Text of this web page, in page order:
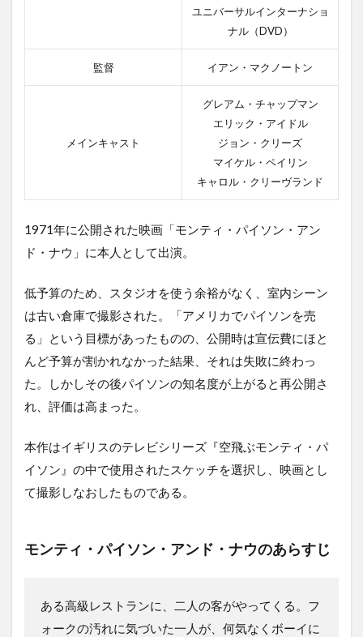
ユニバーサルインターナショ
ナル（DVD）
監督 イアン・マクノートン
メインキャスト
グレアム・チャップマン
エリック・アイドル
ジョン・クリーズ
マイケル・ペイリン
キャロル・クリーヴランド
1971年に公開された映画「モンティ・パイソン・アン
ド・ナウ」に本人として出演。
低予算のため、スタジオを使う余裕がなく、室内シーン
は古い倉庫で撮影された。「アメリカでパイソンを売
る」という目標があったものの、公開時は宣伝費にほと
んど予算が割かれなかった結果、それは失敗に終わっ
た。しかしその後パイソンの知名度が上がると再公開さ
れ、評価は高まった。
本作はイギリスのテレビシリーズ『空飛ぶモンティ・パ
イソン』の中で使用されたスケッチを選択し、映画とし
て撮影しなおしたものである。
モンティ・パイソン・アンド・ナウのあらすじ
ある高級レストランに、二人の客がやってくる。フ
ォークの汚れに気づいた一人が、何気なくボーイに